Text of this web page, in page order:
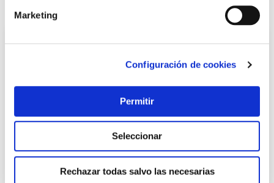
Marketing
Configuración de cookies
Permitir
Seleccionar
Rechazar todas salvo las necesarias
1,5 m x 50 mm negro tesa tape